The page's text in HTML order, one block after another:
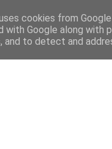
cookies from
with Google along with
to detect and